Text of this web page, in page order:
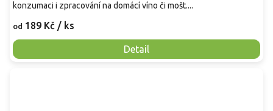
od 189 Kč / ks
Detail
konzumaci i zpracování na domácí víno či mošt....